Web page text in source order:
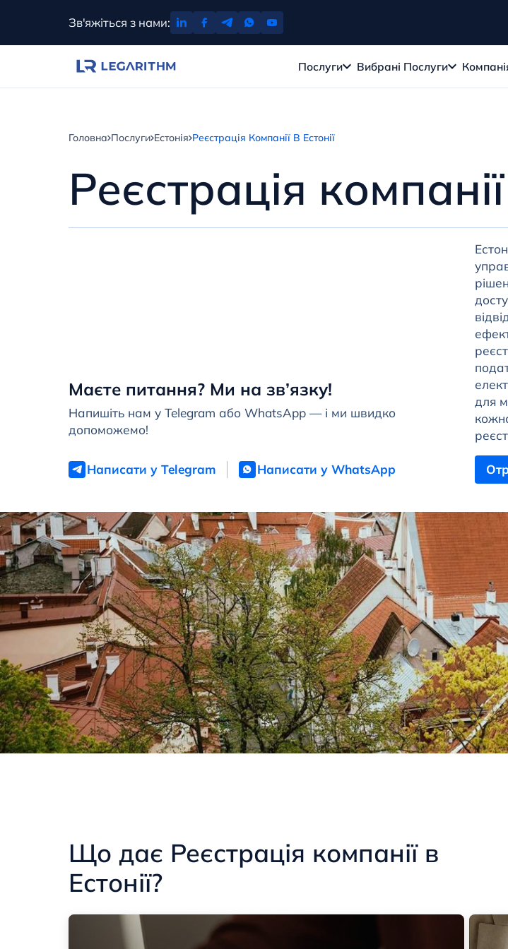
Зв'яжіться з нами:
Послуги Вибрані Послуги
Головна Послуги Естонія Реєстрація Компанії В Естонії
Реєстрація
Маєте питання? Ми на зв’язку!
Напишіть нам у Telegram або WhatsApp — і ми швидко
допоможемо!
Написати у Telegram Написати у WhatsApp
для
Що дає Реєстрація компанії в
Естонії?